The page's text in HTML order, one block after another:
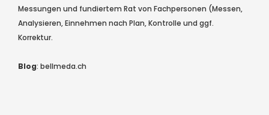
Messungen und fundiertem Rat von Fachpersonen (Messen,
Analysieren, Einnehmen nach Plan, Kontrolle und ggf.
Korrektur.
Blog: bellmeda.ch